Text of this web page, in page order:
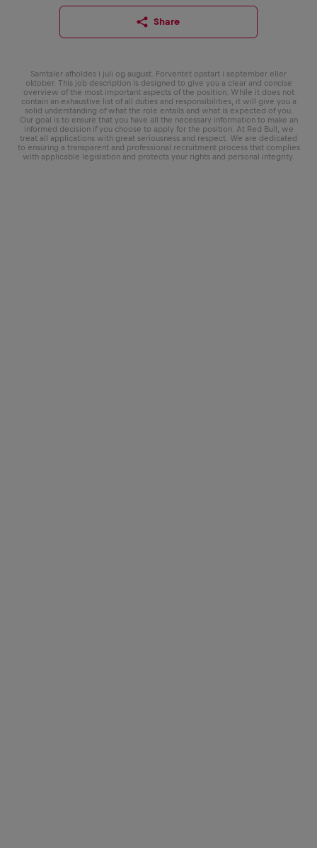
Share
Samtaler afholdes i juli og august. Forventet opstart i september eller
oktober. This job description is designed to give you a clear and concise
overview of the most important aspects of the position. While it does not
contain an exhaustive list of all duties and responsibilities, it will give you a
solid understanding of what the role entails and what is expected of you.
Our goal is to ensure that you have all the necessary information to make an
informed decision if you choose to apply for the position. At Red Bull, we
treat all applications with great seriousness and respect. We are dedicated
to ensuring a transparent and professional recruitment process that complies
with applicable legislation and protects your rights and personal integrity.